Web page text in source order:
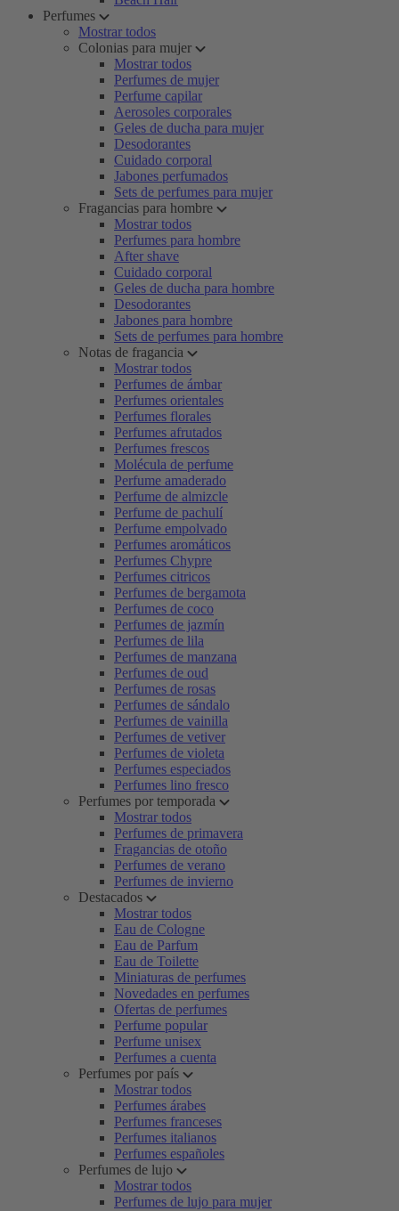
Perfumes
Mostrar todos
Colonias para mujer
Mostrar todos
Perfumes de mujer
Perfume capilar
Aerosoles corporales
Geles de ducha para mujer
Desodorantes
Cuidado corporal
Jabones perfumados
Sets de perfumes para mujer
Fragancias para hombre
Mostrar todos
Perfumes para hombre
After shave
Cuidado corporal
Geles de ducha para hombre
Desodorantes
Jabones para hombre
Sets de perfumes para hombre
Notas de fragancia
Mostrar todos
Perfumes de ámbar
Perfumes orientales
Perfumes florales
Perfumes afrutados
Perfumes frescos
Molécula de perfume
Perfume amaderado
Perfume de almizcle
Perfume de pachulí
Perfume empolvado
Perfumes aromáticos
Perfumes Chypre
Perfumes citricos
Perfumes de bergamota
Perfumes de coco
Perfumes de jazmín
Perfumes de lila
Perfumes de manzana
Perfumes de oud
Perfumes de rosas
Perfumes de sándalo
Perfumes de vainilla
Perfumes de vetiver
Perfumes de violeta
Perfumes especiados
Perfumes lino fresco
Perfumes por temporada
Mostrar todos
Perfumes de primavera
Fragancias de otoño
Perfumes de verano
Perfumes de invierno
Destacados
Mostrar todos
Eau de Cologne
Eau de Parfum
Eau de Toilette
Miniaturas de perfumes
Novedades en perfumes
Ofertas de perfumes
Perfume popular
Perfume unisex
Perfumes a cuenta
Perfumes por país
Mostrar todos
Perfumes árabes
Perfumes franceses
Perfumes italianos
Perfumes españoles
Perfumes de lujo
Mostrar todos
Perfumes de lujo para mujer